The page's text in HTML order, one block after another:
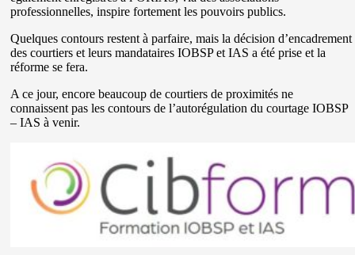
professionnelles, inspire fortement les pouvoirs publics.
Quelques contours restent à parfaire, mais la décision d’encadrement
des courtiers et leurs mandataires IOBSP et IAS a été prise et la
réforme se fera.
A ce jour, encore beaucoup de courtiers de proximités ne
connaissent pas les contours de l’autorégulation du courtage IOBSP
– IAS à venir.